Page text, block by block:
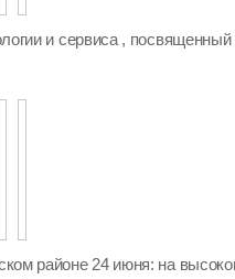
и сервиса ,
районе 24 июня: на